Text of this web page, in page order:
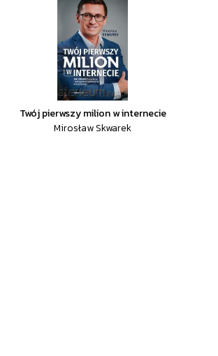
Twój pierwszy milion w internecie
Mirosław Skwarek